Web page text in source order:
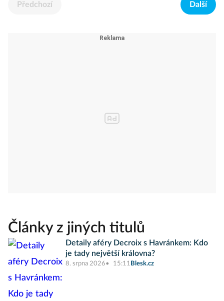
Předchozí Další
Články z jiných titulů
Detaily aféry Decroix s Havránkem: Kdo
je tady největší královna?
8. srpna 2026 15:11 Blesk.cz